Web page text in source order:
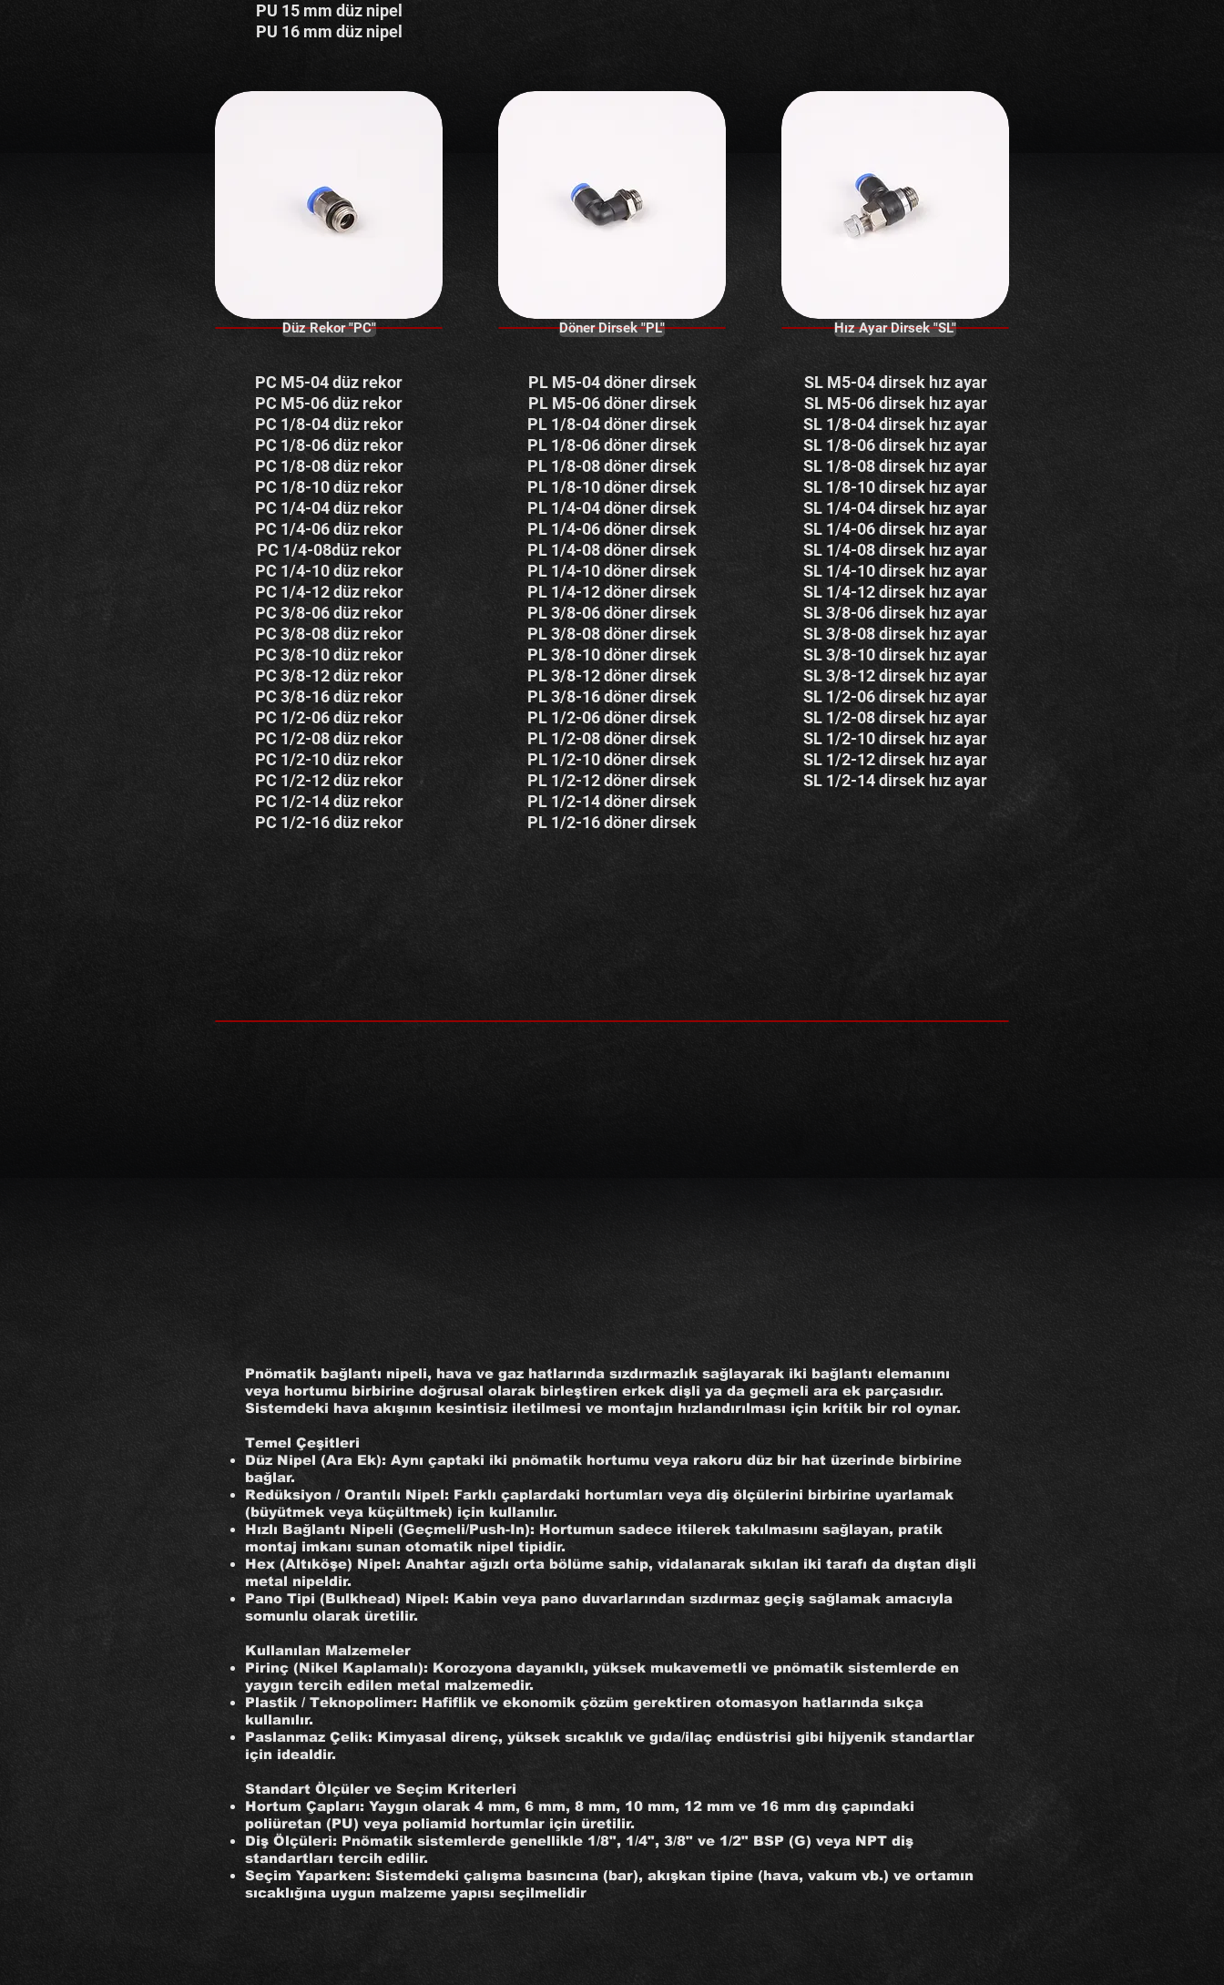
PU 15 mm düz nipel
PU 16 mm düz nipel
Düz Rekor "PC"
PC M5-04 düz rekor
PC M5-06 düz rekor
PC 1/8-04 düz rekor
PC 1/8-06 düz rekor
PC 1/8-08 düz rekor
PC 1/8-10 düz rekor
PC 1/4-04 düz rekor
PC 1/4-06 düz rekor
PC 1/4-08düz rekor
PC 1/4-10 düz rekor
PC 1/4-12 düz rekor
PC 3/8-06 düz rekor
PC 3/8-08 düz rekor
PC 3/8-10 düz rekor
PC 3/8-12 düz rekor
PC 3/8-16 düz rekor
PC 1/2-06 düz rekor
PC 1/2-08 düz rekor
PC 1/2-10 düz rekor
PC 1/2-12 düz rekor
PC 1/2-14 düz rekor
PC 1/2-16 düz rekor
Döner Dirsek "PL"
PL M5-04 döner dirsek
PL M5-06 döner dirsek
PL 1/8-04 döner dirsek
PL 1/8-06 döner dirsek
PL 1/8-08 döner dirsek
PL 1/8-10 döner dirsek
PL 1/4-04 döner dirsek
PL 1/4-06 döner dirsek
PL 1/4-08 döner dirsek
PL 1/4-10 döner dirsek
PL 1/4-12 döner dirsek
PL 3/8-06 döner dirsek
PL 3/8-08 döner dirsek
PL 3/8-10 döner dirsek
PL 3/8-12 döner dirsek
PL 3/8-16 döner dirsek
PL 1/2-06 döner dirsek
PL 1/2-08 döner dirsek
PL 1/2-10 döner dirsek
PL 1/2-12 döner dirsek
PL 1/2-14 döner dirsek
PL 1/2-16 döner dirsek
Hız Ayar Dirsek "SL"
SL M5-04 dirsek hız ayar
SL M5-06 dirsek hız ayar
SL 1/8-04 dirsek hız ayar
SL 1/8-06 dirsek hız ayar
SL 1/8-08 dirsek hız ayar
SL 1/8-10 dirsek hız ayar
SL 1/4-04 dirsek hız ayar
SL 1/4-06 dirsek hız ayar
SL 1/4-08 dirsek hız ayar
SL 1/4-10 dirsek hız ayar
SL 1/4-12 dirsek hız ayar
SL 3/8-06 dirsek hız ayar
SL 3/8-08 dirsek hız ayar
SL 3/8-10 dirsek hız ayar
SL 3/8-12 dirsek hız ayar
SL 1/2-06 dirsek hız ayar
SL 1/2-08 dirsek hız ayar
SL 1/2-10 dirsek hız ayar
SL 1/2-12 dirsek hız ayar
SL 1/2-14 dirsek hız ayar
Pnömatik bağlantı nipeli, hava ve gaz hatlarında sızdırmazlık sağlayarak iki bağlantı elemanını
veya hortumu birbirine doğrusal olarak birleştiren erkek dişli ya da geçmeli ara ek parçasıdır.
Sistemdeki hava akışının kesintisiz iletilmesi ve montajın hızlandırılması için kritik bir rol oynar.
Temel Çeşitleri
Düz Nipel (Ara Ek): Aynı çaptaki iki pnömatik hortumu veya rakoru düz bir hat üzerinde birbirine
bağlar.
Redüksiyon / Orantılı Nipel: Farklı çaplardaki hortumları veya diş ölçülerini birbirine uyarlamak
(büyütmek veya küçültmek) için kullanılır.
Hızlı Bağlantı Nipeli (Geçmeli/Push-In): Hortumun sadece itilerek takılmasını sağlayan, pratik
montaj imkanı sunan otomatik nipel tipidir.
Hex (Altıköşe) Nipel: Anahtar ağızlı orta bölüme sahip, vidalanarak sıkılan iki tarafı da dıştan dişli
metal nipeldir.
Pano Tipi (Bulkhead) Nipel: Kabin veya pano duvarlarından sızdırmaz geçiş sağlamak amacıyla
somunlu olarak üretilir.
Kullanılan Malzemeler
Pirinç (Nikel Kaplamalı): Korozyona dayanıklı, yüksek mukavemetli ve pnömatik sistemlerde en
yaygın tercih edilen metal malzemedir.
Plastik / Teknopolimer: Hafiflik ve ekonomik çözüm gerektiren otomasyon hatlarında sıkça
kullanılır.
Paslanmaz Çelik: Kimyasal direnç, yüksek sıcaklık ve gıda/ilaç endüstrisi gibi hijyenik standartlar
için idealdir.
Standart Ölçüler ve Seçim Kriterleri
Hortum Çapları: Yaygın olarak 4 mm, 6 mm, 8 mm, 10 mm, 12 mm ve 16 mm dış çapındaki
poliüretan (PU) veya poliamid hortumlar için üretilir.
Diş Ölçüleri: Pnömatik sistemlerde genellikle 1/8", 1/4", 3/8" ve 1/2" BSP (G) veya NPT diş
standartları tercih edilir.
Seçim Yaparken: Sistemdeki çalışma basıncına (bar), akışkan tipine (hava, vakum vb.) ve ortamın
sıcaklığına uygun malzeme yapısı seçilmelidir